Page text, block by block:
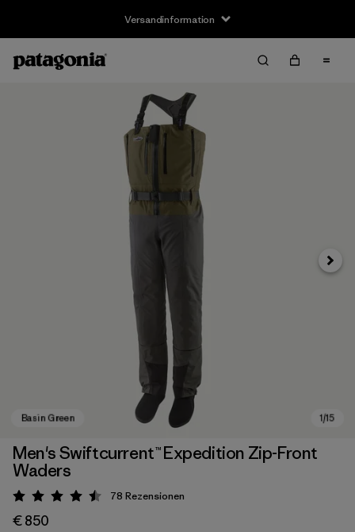
Versandinformation
Men's Swiftcurrent™ Expedition Zip-Front
Waders
Bewertung: 4.5 / 5
78 Rezensionen
€ 850